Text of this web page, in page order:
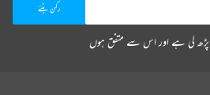
پڑھ لی ہے اور اس سے متفق ہوں